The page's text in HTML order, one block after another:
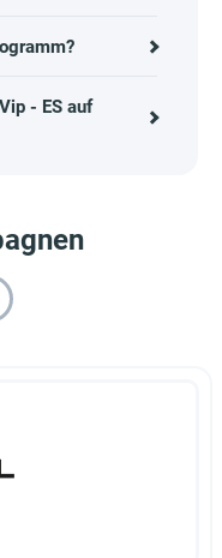
- ES auf